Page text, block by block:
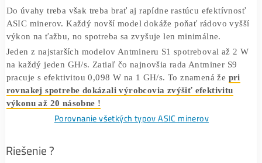
Popredná svetová finančná inštitúcia Morgan Stanley
že Taiwan Semiconductor Manufacturing Company
objednávky pre výrobu obvodov do ASIC minerov vo
500 000 ks mesačne pre prvý kvartál roku 2018.
Do celej BTC siete by sa tak v roku 2018 mohlo
neuveriteľných 6 000 000 nových ASIC minerov. Z
elektrickej energie by to znamenalo zvýšenie celkovej
na ťažbu BTC o viac ako dvojnásobok doterajších hodnôt.
predovšetkým 2 faktory a to hodnota a náročnosť ťažby